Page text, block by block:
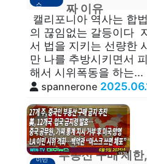
스
짜 이유
캘리포니아 역사는 합
의 끊임없는 갈등이다
서 법을 지키는 선량한
만 나를 추방시키면서
해서 시위폭동을 하는...
spannerone
이민
부동산 구매 제